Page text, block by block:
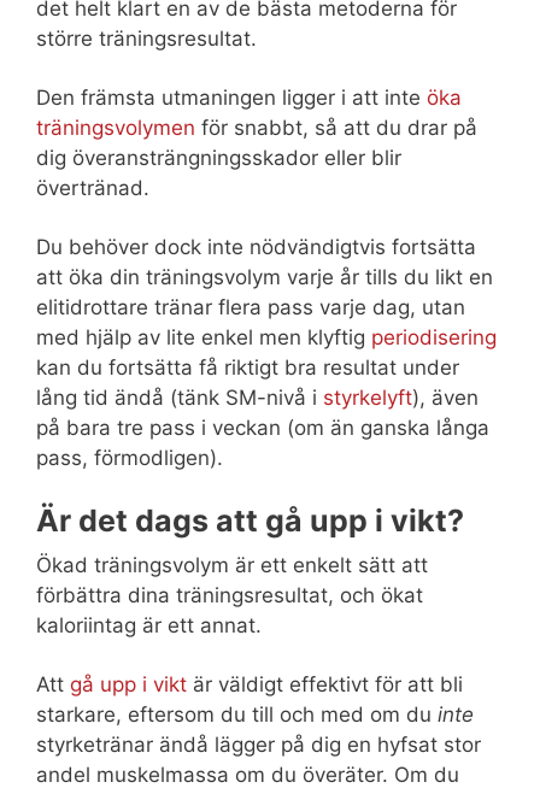
det helt klart en av de bästa metoderna för
större träningsresultat.
Den främsta utmaningen ligger i att inte öka
träningsvolymen för snabbt, så att du drar på
dig överansträngningsskador eller blir
övertränad.
Du behöver dock inte nödvändigtvis fortsätta
att öka din träningsvolym varje år tills du likt en
elitidrottare tränar flera pass varje dag, utan
med hjälp av lite enkel men klyftig periodisering
kan du fortsätta få riktigt bra resultat under
lång tid ändå (tänk SM-nivå i styrkelyft), även
på bara tre pass i veckan (om än ganska långa
pass, förmodligen).
Är det dags att gå upp i vikt?
Ökad träningsvolym är ett enkelt sätt att
förbättra dina träningsresultat, och ökat
kaloriintag är ett annat.
Att gå upp i vikt är väldigt effektivt för att bli
starkare, eftersom du till och med om du inte
styrketränar ändå lägger på dig en hyfsat stor
andel muskelmassa om du överäter. Om du